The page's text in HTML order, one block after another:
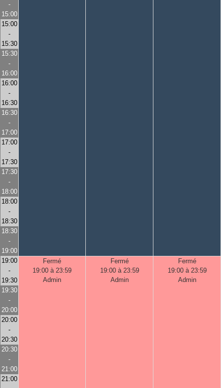
-
15:00
15:00
-
15:30
15:30
-
16:00
16:00
-
16:30
16:30
-
17:00
17:00
-
17:30
17:30
-
18:00
18:00
-
18:30
18:30
-
19:00
19:00
-
19:30
Fermé
19:00 à 23:59
Admin
Fermé
19:00 à 23:59
Admin
Fermé
19:00 à 23:59
Admin
19:30
-
20:00
20:00
-
20:30
20:30
-
21:00
21:00